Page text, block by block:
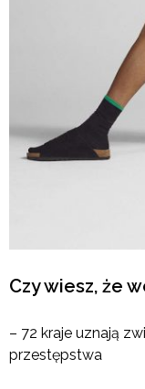
Czy wiesz, że
– 72 kraje uznają
przestępstwa